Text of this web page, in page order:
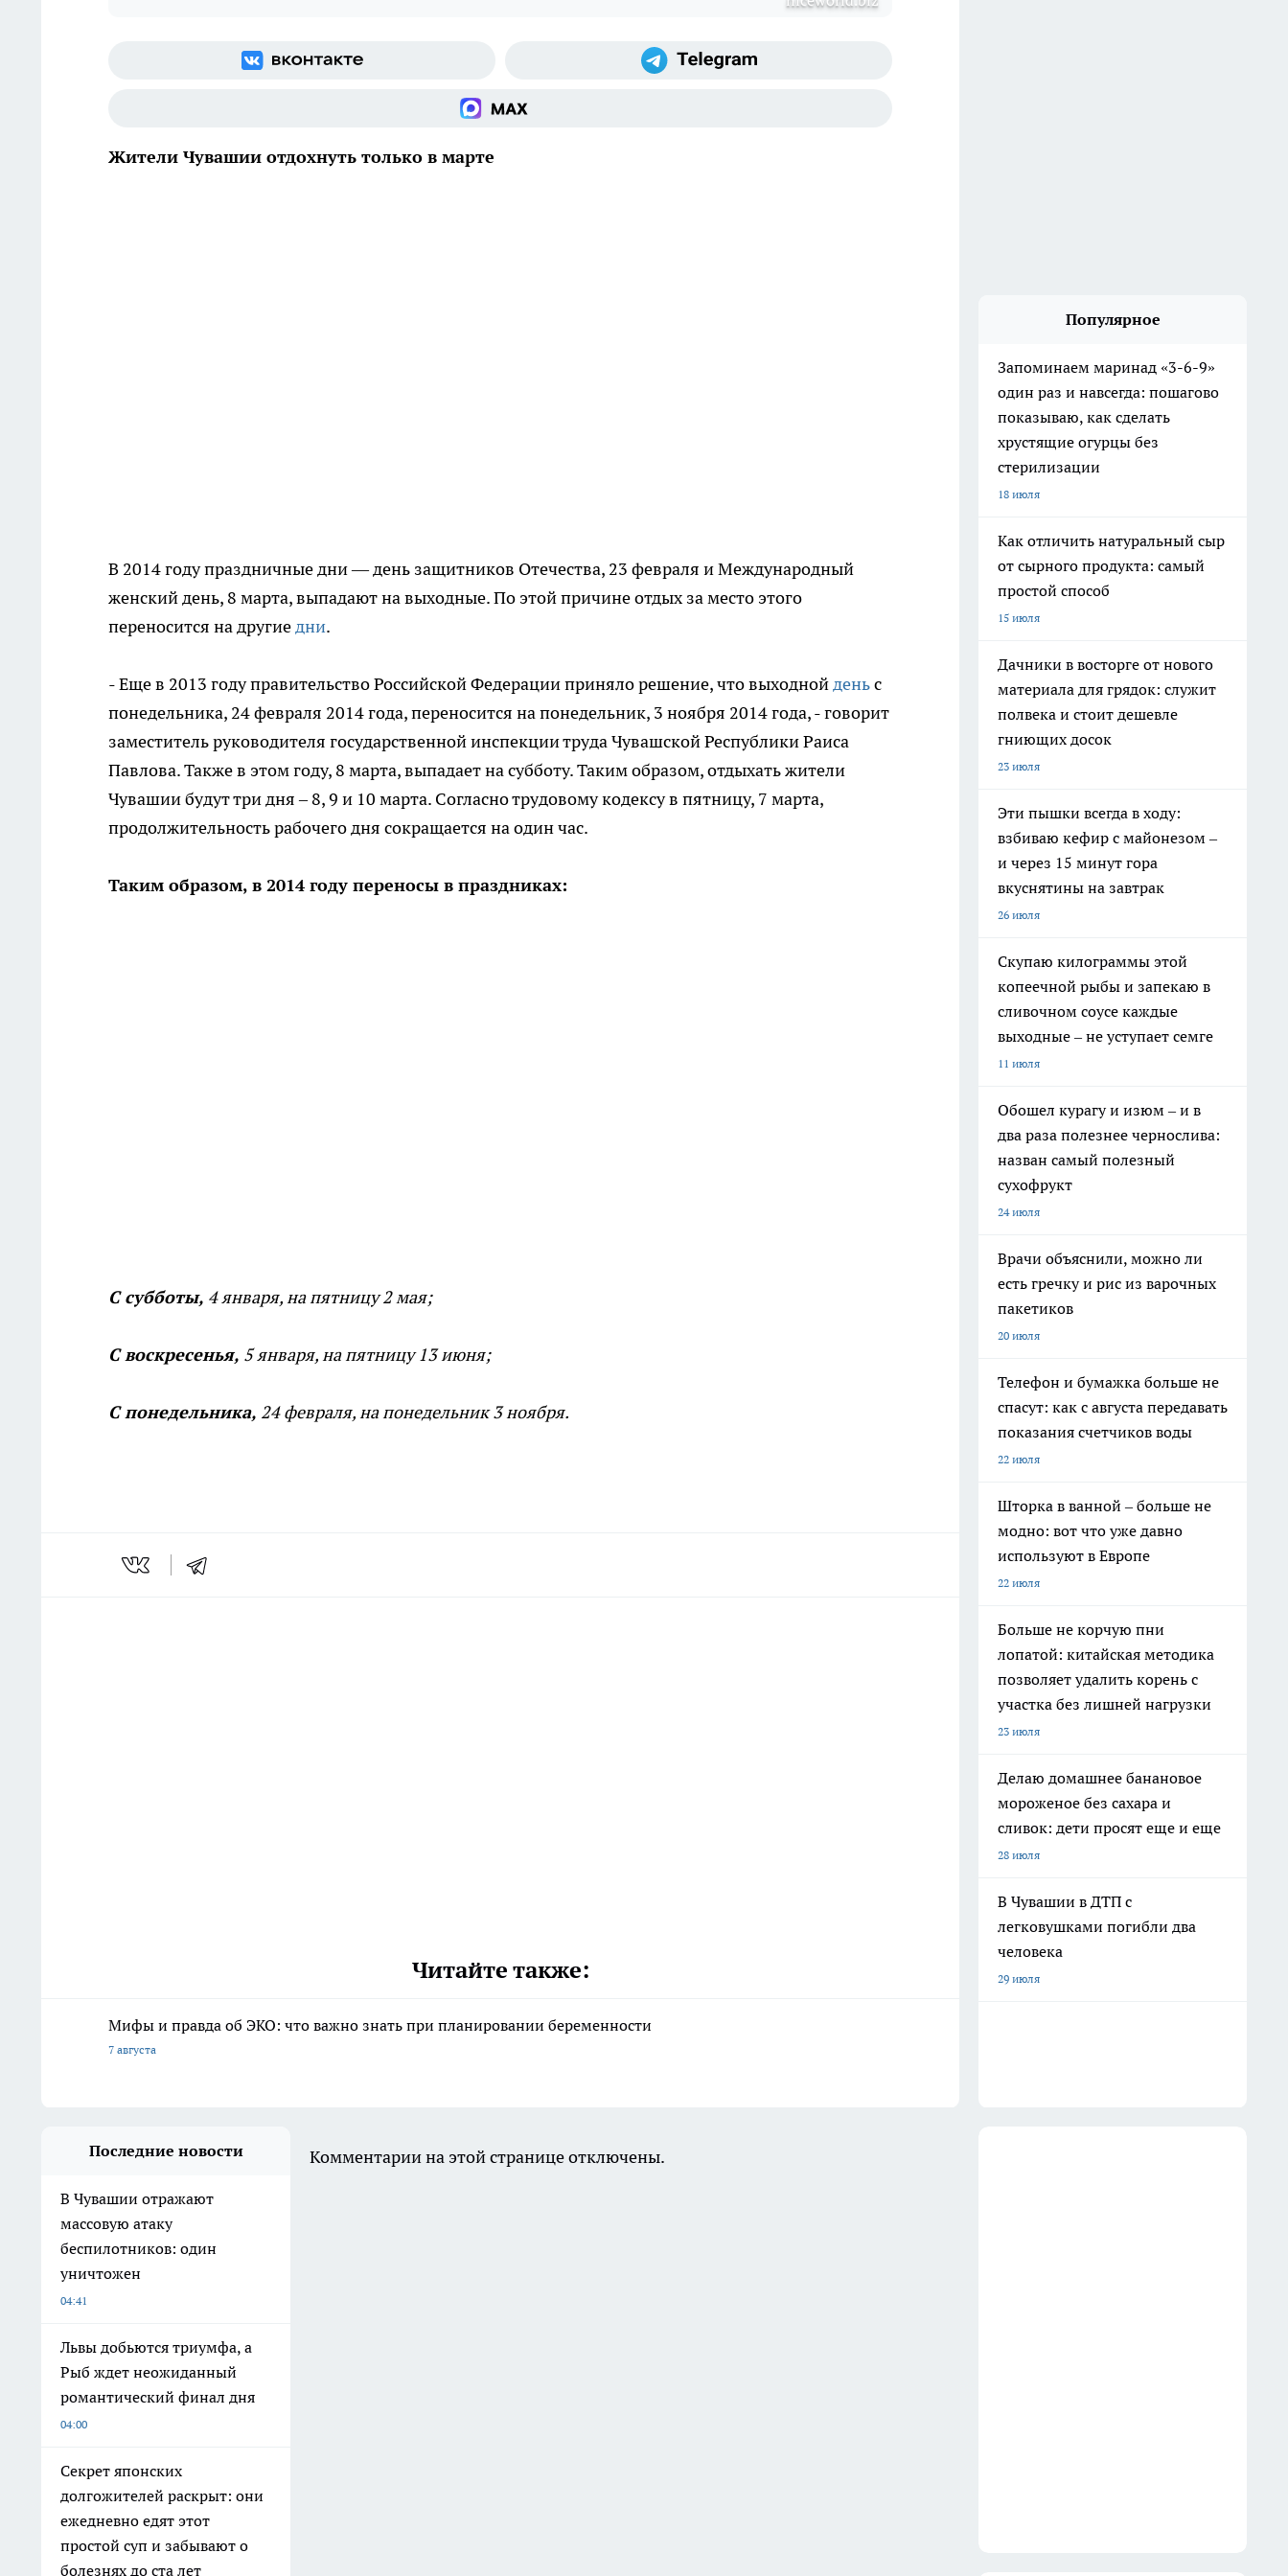
Жители Чувашии отдохнуть только в марте
В 2014 году праздничные дни — день защитников Отечества, 23 февраля и Международный
женский день, 8 марта, выпадают на выходные. По этой причине отдых за место этого
переносится на другиедни.
- Еще в 2013 году правительство Российской Федерации приняло решение, что выходнойденьс
понедельника, 24 февраля 2014 года, переносится на понедельник, 3 ноября 2014 года, - говорит
заместитель руководителя государственной инспекции труда Чувашской Республики Раиса
Павлова. Также в этом году, 8 марта, выпадает на субботу. Таким образом, отдыхать жители
Чувашии будут три дня – 8, 9 и 10 марта. Согласно трудовому кодексу в пятницу, 7 марта,
продолжительность рабочего дня сокращается на один час.
Таким образом, в 2014 году переносы в праздниках:
С субботы, 4 января, на пятницу 2 мая;
С воскресенья, 5 января, на пятницу 13 июня;
С понедельника, 24 февраля, на понедельник 3 ноября.
Читайте также:
Мифы и правда об ЭКО: что важно знать при планировании беременности
7 августа
Популярное
Запоминаем маринад «3-6-9»
один раз и навсегда: пошагово
показываю, как сделать
хрустящие огурцы без
стерилизации
18 июля
Как отличить натуральный сыр
от сырного продукта: самый
простой способ
15 июля
Дачники в восторге от нового
материала для грядок: служит
полвека и стоит дешевле
гниющих досок
23 июля
Эти пышки всегда в ходу:
взбиваю кефир с майонезом –
и через 15 минут гора
вкуснятины на завтрак
26 июля
Скупаю килограммы этой
копеечной рыбы и запекаю в
сливочном соусе каждые
выходные – не уступает семге
11 июля
Обошел курагу и изюм – и в
два раза полезнее чернослива:
назван самый полезный
сухофрукт
24 июля
Врачи объяснили, можно ли
есть гречку и рис из варочных
пакетиков
20 июля
Телефон и бумажка больше не
спасут: как с августа передавать
показания счетчиков воды
22 июля
Шторка в ванной – больше не
модно: вот что уже давно
используют в Европе
22 июля
Больше не корчую пни
лопатой: китайская методика
позволяет удалить корень с
участка без лишней нагрузки
23 июля
Делаю домашнее банановое
мороженое без сахара и
сливок: дети просят еще и еще
28 июля
В Чувашии в ДТП с
легковушками погибли два
человека
29 июля
Последние новости
В Чувашии отражают
массовую атаку
беспилотников: один
уничтожен
04:41
Львы добьются триумфа, а
Рыб ждет неожиданный
романтический финал дня
04:00
Секрет японских
долгожителей раскрыт: они
ежедневно едят этот
простой суп и забывают о
болезнях до ста лет
Комментарии на этой странице отключены.